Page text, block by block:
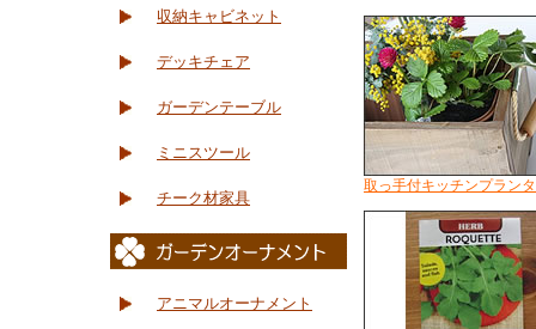
収納キャビネット
デッキチェア
ガーデンテーブル
ミニスツール
チーク材家具
アニマルオーナメント
取っ手付キッチンプラン